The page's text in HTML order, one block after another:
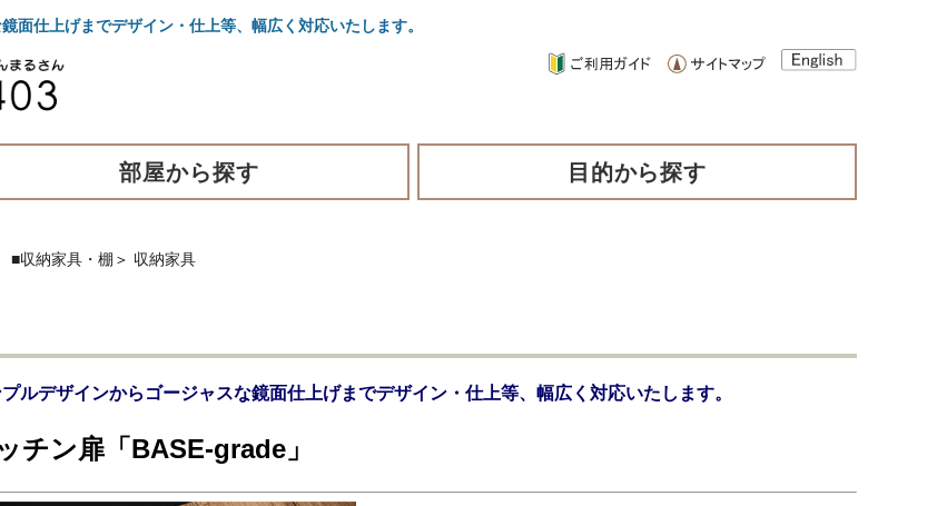
仕上げまでデザイン・仕上等、幅広く対応いたします。
部屋から探す 目的から探す
■収納家具・棚 ＞ 収納家具
ルデザインからゴージャスな鏡面仕上げまでデザイン・仕上等、幅広く対応いたします。
チン扉「BASE-grade」